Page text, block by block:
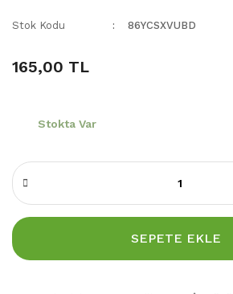
Stok Kodu 86YCSXVUBD
165,00 TL
Stokta Var
SEPETE EKLE